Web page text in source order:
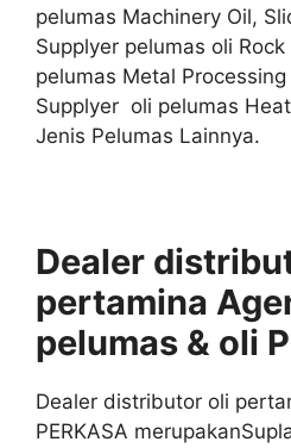
pelumas Machinery Oil,
Supplyer pelumas oli
pelumas Metal
Supplyer oli pelumas
Jenis Pelumas Lainnya.
Dealer
pertamina
pelumas & oli
Dealer distributor oli
PERKASA